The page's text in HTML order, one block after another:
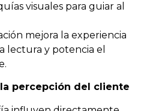
visuales para guiar al
mejora la experiencia
lectura y potencia el
percepción del cliente